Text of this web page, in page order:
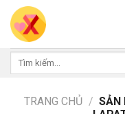
Skip
content
Tìm
TRANG CHỦ / SẢN